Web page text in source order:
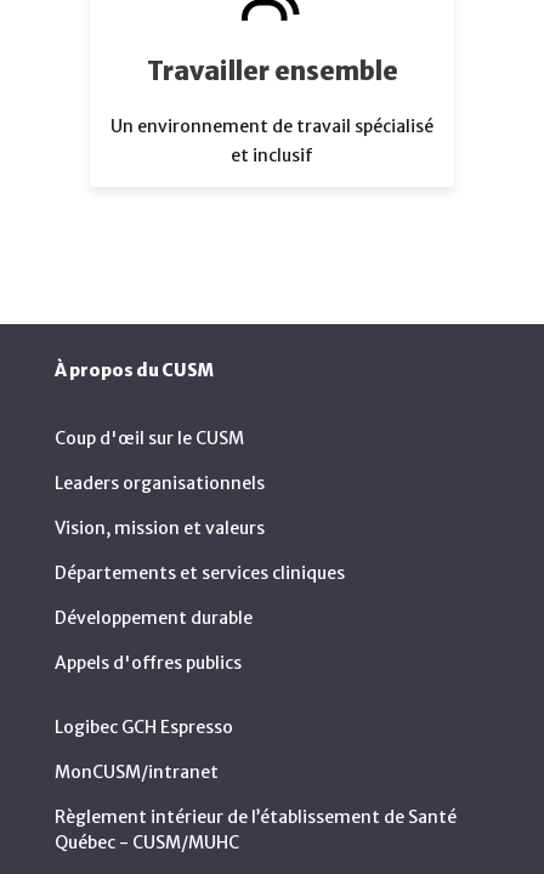
Travailler ensemble
Un environnement de travail spécialisé
et inclusif
À propos du CUSM
Coup d'œil sur le CUSM
Leaders organisationnels
Vision, mission et valeurs
Départements et services cliniques
Développement durable
Appels d'offres publics
Logibec GCH Espresso
MonCUSM/intranet
Règlement intérieur de l’établissement de Santé
Québec - CUSM/MUHC